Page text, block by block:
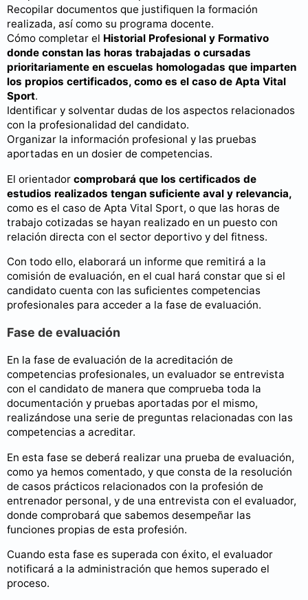
Recopilar documentos que justifiquen la formación
realizada, así como su programa docente.
Cómo completar el Historial Profesional y Formativo
donde constan las horas trabajadas o cursadas
prioritariamente en escuelas homologadas que imparten
los propios certificados, como es el caso de Apta Vital
Sport.
Identificar y solventar dudas de los aspectos relacionados
con la profesionalidad del candidato.
Organizar la información profesional y las pruebas
aportadas en un dosier de competencias.
El orientador comprobará que los certificados de
estudios realizados tengan suficiente aval y relevancia,
como es el caso de Apta Vital Sport, o que las horas de
trabajo cotizadas se hayan realizado en un puesto con
relación directa con el sector deportivo y del fitness.
Con todo ello, elaborará un informe que remitirá a la
comisión de evaluación, en el cual hará constar que si el
candidato cuenta con las suficientes competencias
profesionales para acceder a la fase de evaluación.
Fase de evaluación
En la fase de evaluación de la acreditación de
competencias profesionales, un evaluador se entrevista
con el candidato de manera que comprueba toda la
documentación y pruebas aportadas por el mismo,
realizándose una serie de preguntas relacionadas con las
competencias a acreditar.
En esta fase se deberá realizar una prueba de evaluación,
como ya hemos comentado, y que consta de la resolución
de casos prácticos relacionados con la profesión de
entrenador personal, y de una entrevista con el evaluador,
donde comprobará que sabemos desempeñar las
funciones propias de esta profesión.
Cuando esta fase es superada con éxito, el evaluador
notificará a la administración que hemos superado el
proceso.